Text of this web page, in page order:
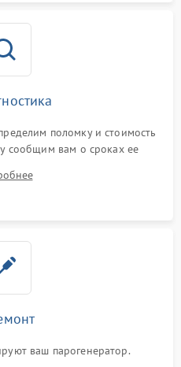
поломку и стоимость
сообщим вам о сроках ее
ваш парогенератор.